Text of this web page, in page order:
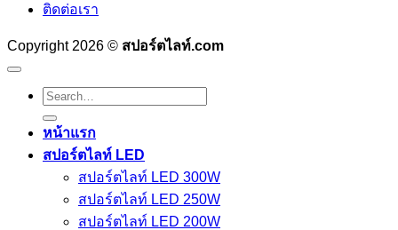
ติดต่อเรา
Copyright 2026 © สปอร์ตไลท์.com
Search
for:
หน้าแรก
สปอร์ตไลท์ LED
สปอร์ตไลท์ LED 300W
สปอร์ตไลท์ LED 250W
สปอร์ตไลท์ LED 200W